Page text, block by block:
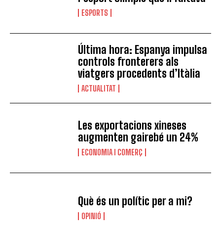
ESPORTS
Última hora: Espanya impulsa
controls fronterers als
viatgers procedents d’Itàlia
ACTUALITAT
Les exportacions xineses
augmenten gairebé un 24%
ECONOMIA I COMERÇ
Què és un polític per a mi?
OPINIÓ